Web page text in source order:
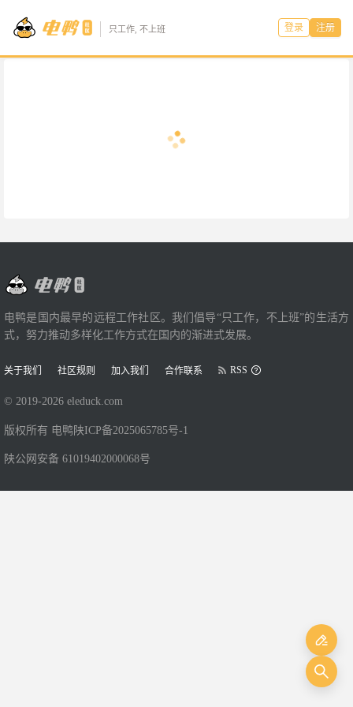
只工作, 不上班 登录 注册
电鸭是国内最早的远程工作社区。我们倡导“只工作，不上班”的生活方
式，努力推动多样化工作方式在国内的渐进式发展。
关于我们 社区规则 加入我们 合作联系 RSS
© 2019-2026 eleduck.com
版权所有 电鸭 陕ICP备2025065785号-1
陕公网安备 61019402000068号